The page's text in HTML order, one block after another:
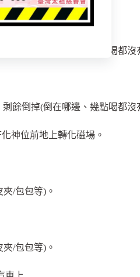
剩餘倒掉(倒在哪邊、幾點喝都沒
餘倒掉(倒在哪邊、幾點喝都沒
神位前地上轉化磁場。
/包包等)。
/包包等)。